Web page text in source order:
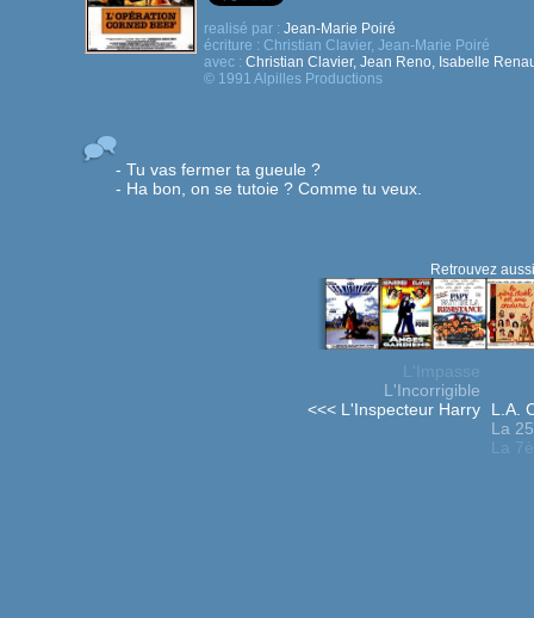
realisé par : Jean-Marie Poiré
écriture : Christian Clavier, Jean-Marie Poiré
avec : Christian Clavier, Jean Reno, Isabelle
© 1991 Alpilles Productions
- Tu vas fermer ta gueule ?
- Ha bon, on se tutoie ? Comme tu veux.
Retrouvez
L'Impasse
L'Incorrigible
<<< L'Inspecteur Harry
L.A.
La
La